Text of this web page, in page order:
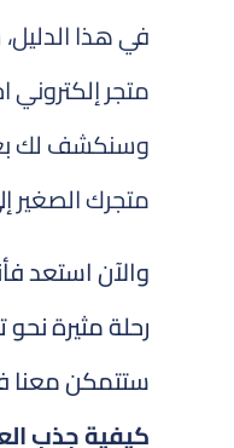
في هذا
متجر
وسنكشف لك
متجرك الصغير
والآن استعد
رحلة مثيرة
ستتمكن معنا
كيفية جذب